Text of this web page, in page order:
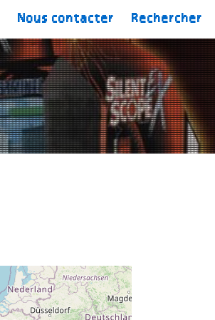
Nous contacter Rechercher